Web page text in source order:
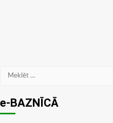
Meklēt:
e-BAZNĪCĀ